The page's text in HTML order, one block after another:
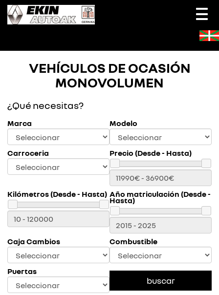
VEHÍCULOS DE OCASIÓN
MONOVOLUMEN
¿Qué necesitas?
Marca Modelo
Carroceria Precio (Desde - Hasta)
Kilómetros (Desde - Hasta) Año matriculación (Desde -
Hasta)
Caja Cambios Combustible
Puertas